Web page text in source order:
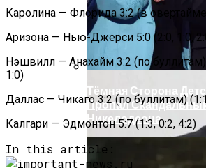
Тёмная Сторона
Пропал
Никелодеона
Каролина — Флорида 3:2 (в
Аризона — Нью-Джерси 5:0 (2:0, 1:0,
Нэшвилл — Анахайм 3:2 (по буллитам)
1:0)
Даллас — Чикаго 3:2 (по буллитам)
Калгари — Эдмонтон 5:7 (1:3, 0:2, 4:2)
In this article: